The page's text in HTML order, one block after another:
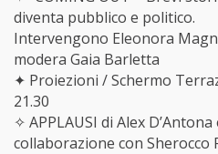
diventa pubblico e politico.
Intervengono Eleonora
modera Gaia Barletta
✦ Proiezioni / Schermo
21.30
✧ APPLAUSI di Alex
collaborazione con Sherocco